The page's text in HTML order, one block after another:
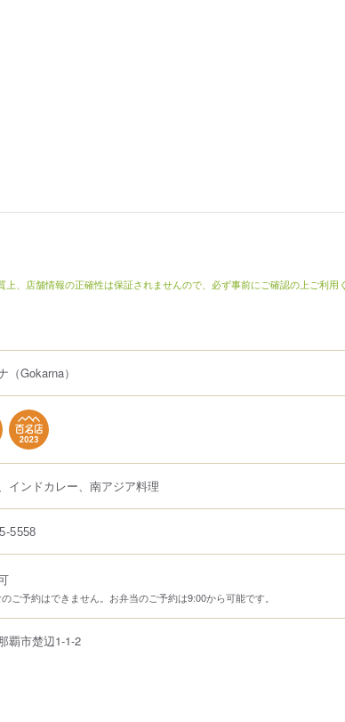
上、店舗情報の正確性は保証されませんので、必ず事前にご確認の上ご利用
（Gokarna）
インドカレー、南アジア料理
5558
ご予約はできません。お弁当のご予約は9:00から可能です。
覇市楚辺1-1-2